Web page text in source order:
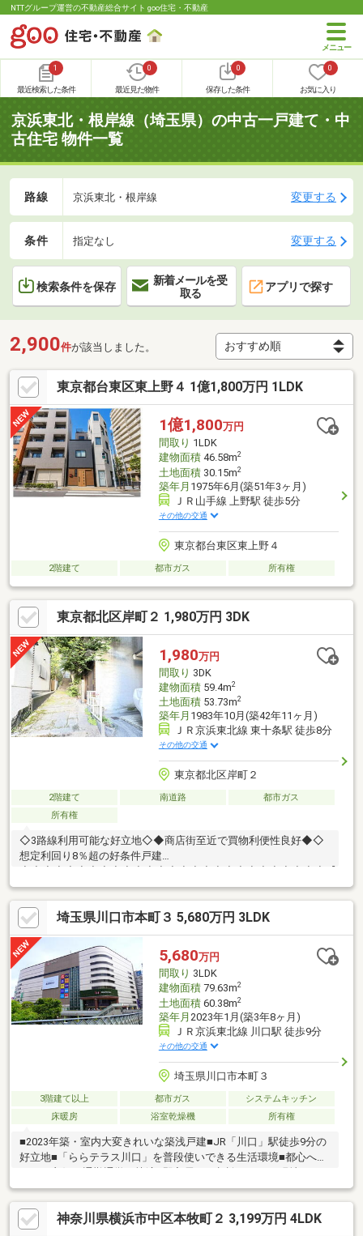
NTTグループ運営の不動産総合サイト goo住宅・不動産
1
最近検索した条件
0
最近見た物件
0
保存した条件
0
お気に入り
京浜東北・根岸線（埼玉県）の中古一戸建て・中
古住宅 物件一覧
路線 京浜東北・根岸線 変更する
条件 指定なし 変更する
検索条件を保存
新着メールを受
取る
アプリで探す
2,900件が該当しました。
東京都台東区東上野４ 1億1,800万円 1LDK
1億1,800万円
間取り 1LDK
建物面積46.58m2
土地面積30.15m2
築年月 1975年6月(築51年3ヶ月)
ＪＲ山手線 上野駅 徒歩5分
その他の交通
東京都台東区東上野４
2階建て 都市ガス 所有権
東京都北区岸町２ 1,980万円 3DK
1,980万円
間取り 3DK
建物面積59.4m2
土地面積53.73m2
築年月 1983年10月(築42年11ヶ月)
ＪＲ京浜東北線 東十条駅 徒歩8分
その他の交通
東京都北区岸町２
2階建て 南道路
都市ガス
所有権
◇3路線利用可能な好立地◇◆商店街至近で買物利便性良好◆◇
想定利回り8％超の好条件戸建
イフプラン】本物件においての住宅ローンシミュレーションはも
ちろん、本物件購入後１０～２０年後のライフサイクルの変化を
見据えた長期的なライフプランシミュレーションを実施します。
【物件調査報告書】本物件に関する独自の物件調査報告書を作成
します。重要事項説明に載らないような住んでから気になる事項
を色々な角度から調査して、お客様にとっての購入リスクの有無
を徹底的に確認して提供します。
◇◆◇◆◇◆◇◆◇◆◇◆◇◆◇◆◇◆◇◆◇◆◇
埼玉県川口市本町３ 5,680万円 3LDK
5,680万円
間取り 3LDK
建物面積79.63m2
土地面積60.38m2
築年月 2023年1月(築3年8ヶ月)
ＪＲ京浜東北線 川口駅 徒歩9分
その他の交通
埼玉県川口市本町３
3階建て以上 都市ガス
システムキッチン
床暖房
浴室乾燥機 所有権
■2023年築・室内大変きれいな築浅戸建■JR「川口」駅徒歩9分の
好立地■「ららテラス川口」を普段使いできる生活環境■都心へア
覧ください
神奈川県横浜市中区本牧町２ 3,199万円 4LDK